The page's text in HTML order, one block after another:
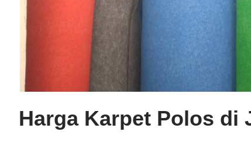
Harga Karpet Polos di